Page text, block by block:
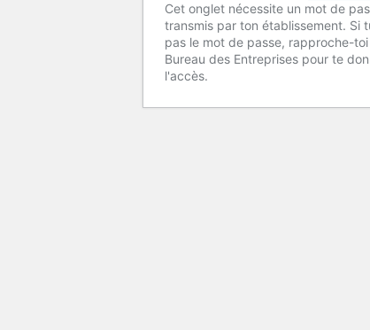
Cet onglet nécessite un mot de
transmis par ton établissement. Si
pas le mot de passe, rapproche-
Bureau des Entreprises pour te
l'accès.